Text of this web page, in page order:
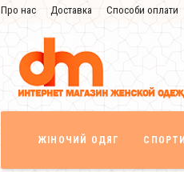
Про нас Доставка Способи оплати
Знижка
ЖІНОЧИЙ ОДЯГ